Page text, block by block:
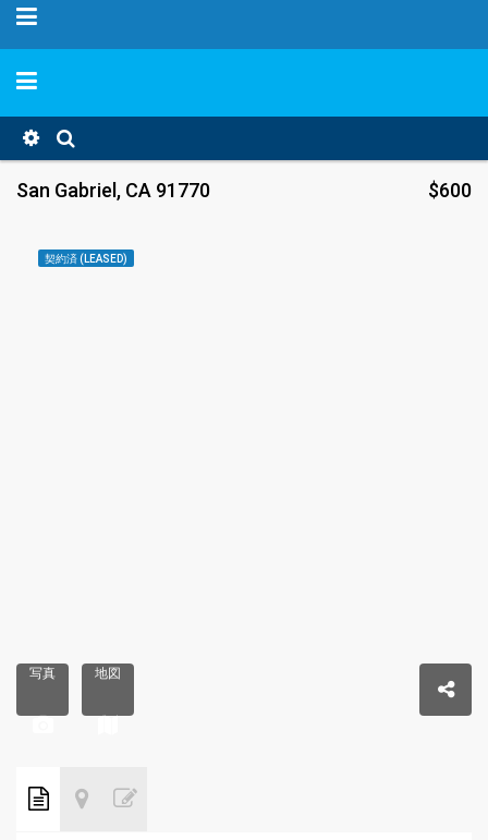
San Gabriel, CA 91770 $600
契約済 (LEASED)
写真 地図